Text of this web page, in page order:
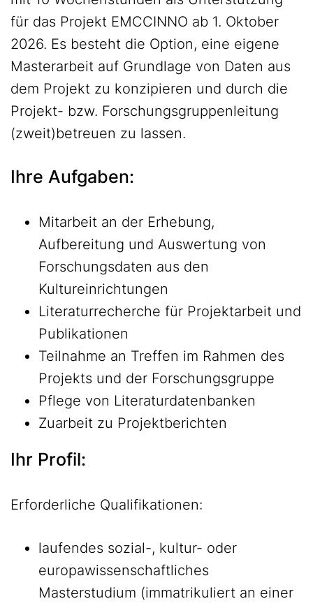
für das Projekt EMCCINNO ab 1. Oktober
2026. Es besteht die Option, eine eigene
Masterarbeit auf Grundlage von Daten aus
dem Projekt zu konzipieren und durch die
Projekt- bzw. Forschungsgruppenleitung
(zweit)betreuen zu lassen.
Ihre Aufgaben:
Mitarbeit an der Erhebung,
Aufbereitung und Auswertung von
Forschungsdaten aus den
Kultureinrichtungen
Literaturrecherche für Projektarbeit und
Publikationen
Teilnahme an Treffen im Rahmen des
Projekts und der Forschungsgruppe
Pflege von Literaturdatenbanken
Zuarbeit zu Projektberichten
Ihr Profil:
Erforderliche Qualifikationen:
laufendes sozial-, kultur- oder
europawissenschaftliches
Masterstudium (immatrikuliert an einer